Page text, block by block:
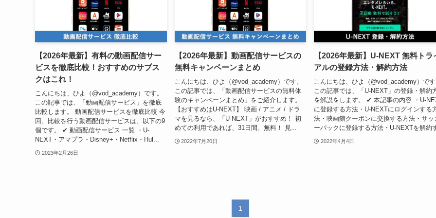
【2026年最新】有料の動画配信サー
ビスを徹底比較！おすすめのサブス
クはこれ！
こんにちは、ひよ（@vod_academy）です。
この記事では、「動画配信サービス」を徹底
比較します。 動画配信サービスを徹底比較 今
回、比較を行う動画配信サービスは、以下の9
個です。 ✔︎ 動画配信サービス 一覧 ・U-
NEXT・アマプラ・Disney+・Netflix・Hul...
2023年2月26日
【2026年最新】動画配信サービスの
無料キャンペーンまとめ
こんにちは、ひよ（@vod_academy）です。
この記事では、「動画配信サービスの無料体
験のキャンペーンまとめ」をご紹介します。
【おすすめはU-NEXT】 映画 / アニメ / ドラ
マを見るなら、「U-NEXT」がおすすめ！ 初
めての利用であれば、31日間、無料！ 見...
2022年7月20日
【2026年最新】U-NEXT 無料トラ
アルの登録方法・解約方法
こんにちは、ひよ（@vod_academy）です
この記事では、「U-NEXT」の登録・解約
を解説をします。 ✔︎ 本記事の内容 ・U-
に登録する方法・U-NEXTにログインする
法・映画館クーポンに交換する方法・サッ
ーパックに登録する方法・U-NEXTを解約
2022年4月4日
1